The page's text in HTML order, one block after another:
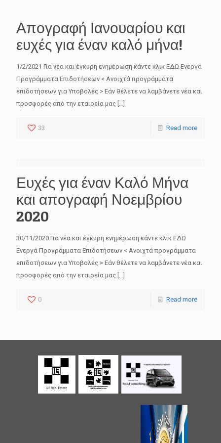
Απογραφή Ιανουαρίου και
ευχές για έναν καλό μήνα!
1/2/2021 Για νέα και έγκυρη ενημέρωση κάντε κλικ ΕΔΩ Ενεργά
Προγράμματα Επιδοτήσεων < Ανοιχτά προγράμματα
επιδοτήσεων για Υποβολές > Εάν θέλετε να λαμβάνετε νέα και
προσφορές από την εταιρεία μας […]
33 Read more
Ευχές για έναν Καλό Μήνα
και απογραφή Νοεμβρίου
2020
30/11/2020 Για νέα και έγκυρη ενημέρωση κάντε κλικ ΕΔΩ
Ενεργά Προγράμματα Επιδοτήσεων < Ανοιχτά προγράμματα
επιδοτήσεων για Υποβολές > Εάν θέλετε να λαμβάνετε νέα και
προσφορές από την εταιρεία μας […]
0 Read more